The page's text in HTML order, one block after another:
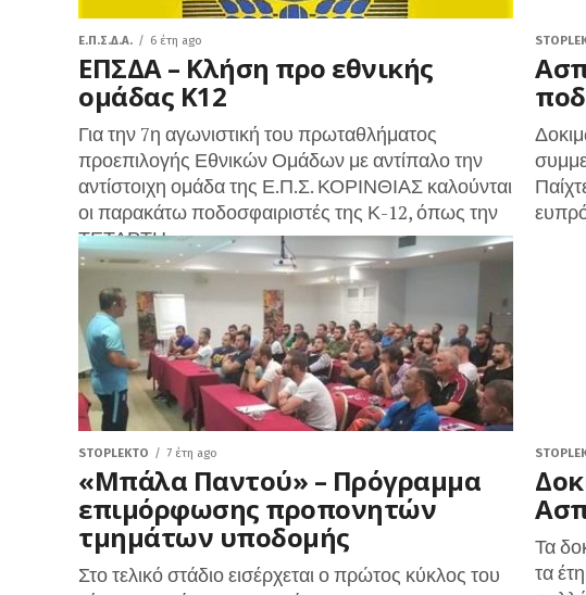
Ε.Π.Σ.Δ.Α. 6 έτη ago
ΕΠΣΔΑ – Κλήση προ εθνικής
ομάδας Κ12
Για την 7η αγωνιστική του πρωταθλήματος
προεπιλογής Εθνικών Ομάδων με αντίπαλο την
αντίστοιχη ομάδα της Ε.Π.Σ. ΚΟΡΙΝΘΙΑΣ καλούνται
οι παρακάτω ποδοσφαιριστές της Κ-12, όπως την
ΤΕΤΑΡΤΗ...
STOPLEKTO 7 έτη ago
«Μπάλα Παντού» – Πρόγραμμα
επιμόρφωσης προπονητών
τμημάτων υποδομής
Στο τελικό στάδιο εισέρχεται ο πρώτος κύκλος του
Τα
τα